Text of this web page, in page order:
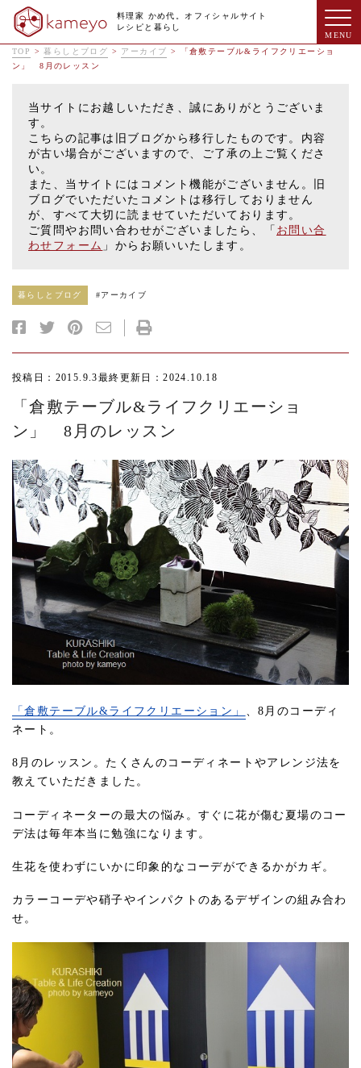
料理家 かめ代。オフィシャルサイト
レシピと暮らし
TOP > 暮らしとブログ > アーカイブ >
「倉敷テーブル&ライフクリエーショ
ン」 8月のレッスン
当サイトにお越しいただき、誠にありがとうございま
す。
こちらの記事は旧ブログから移行したものです。内容
が古い場合がございますので、ご了承の上ご覧くださ
い。
また、当サイトにはコメント機能がございません。旧
ブログでいただいたコメントは移行しておりません
が、すべて大切に読ませていただいております。
ご質問やお問い合わせがございましたら、「 お問い合
わせフォーム 」からお願いいたします。
暮らしとブログ #アーカイブ
投稿日：2015.9.3最終更新日：2024.10.18
「倉敷テーブル&ライフクリエーショ
ン」 8月のレッスン
「倉敷テーブル&ライフクリエーション」 、8月のコーディ
ネート。
8月のレッスン。たくさんのコーディネートやアレンジ法を
教えていただきました。
コーディネーターの最大の悩み。すぐに花が傷む夏場のコー
デ法は毎年本当に勉強になります。
生花を使わずにいかに印象的なコーデができるかがカギ。
カラーコーデや硝子やインパクトのあるデザインの組み合わ
せ。